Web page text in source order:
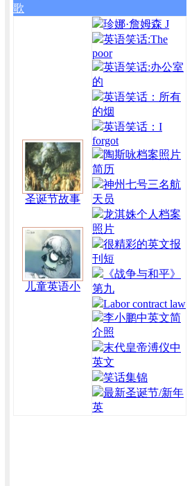
歌
圣诞节故事
儿童英语小
珍娜·詹姆森 J
英语笑话:The
poor
英语笑话:办公室
的
英语笑话：所有
的烟
英语笑话：I
forgot
陶斯咏档案照片
简历
神州七号三名航
天员
龙淇姝个人档案
照片
很精彩的英文报
刊短
《战争与和平》
第九
Labor contract law
李小鹏中英文简
介照
末代皇帝溥仪中
英文
笑话集锦
最新圣诞节/新年
英